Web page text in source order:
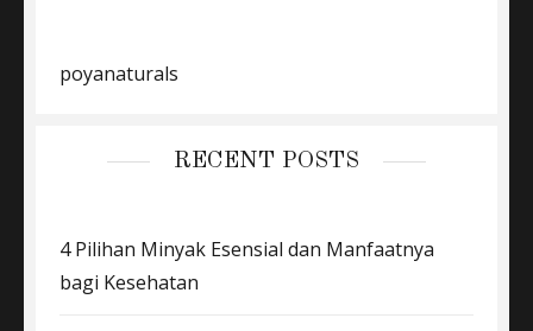
poyanaturals
RECENT POSTS
4 Pilihan Minyak Esensial dan Manfaatnya
bagi Kesehatan